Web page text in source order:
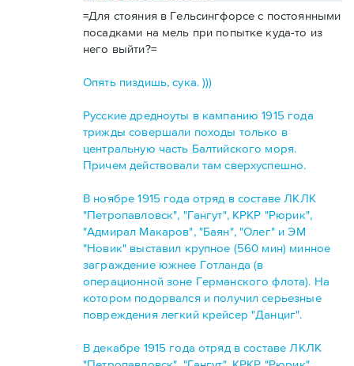
=Для стояния в Гельсингфорсе с постоянными
посадками на мель при попытке куда-то из
него выйти?=
Опять пиздишь, сука. )))
Русские дредноуты в кампанию 1915 года
трижды совершали походы только в
центральную часть Балтийского моря.
Причем действовали там сверхуспешно.
В ноябре 1915 года отряд в составе ЛКЛК
"Петропавловск", "Гангут", КРКР "Рюрик",
"Адмирал Макаров", "Баян", "Олег" и ЭМ
"Новик" выставил крупное (560 мин) минное
заграждение южнее Готланда (в
операционной зоне Германского флота). На
котором подорвался и получил серьезные
повреждения легкий крейсер "Данциг".
В декабре 1915 года отряд в составе ЛКЛК